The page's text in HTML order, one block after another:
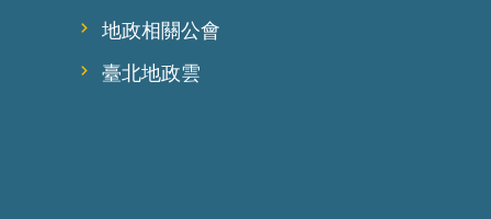
地政相關公會
臺北地政雲